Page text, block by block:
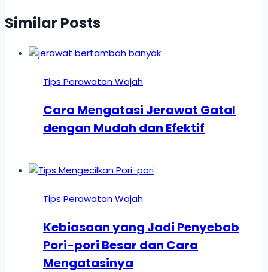
Similar Posts
Tips Perawatan Wajah
Cara Mengatasi Jerawat Gatal
dengan Mudah dan Efektif
Tips Perawatan Wajah
Kebiasaan yang Jadi Penyebab
Pori-pori Besar dan Cara
Mengatasinya